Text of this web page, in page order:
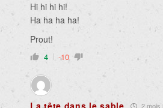
Hi hi hi hi!
Ha ha ha ha!
Prout!
4 -10
2 mois